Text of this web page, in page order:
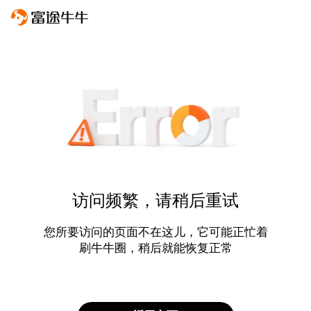
访问频繁，请稍后重试
您所要访问的页面不在这儿，它可能正忙着
刷牛牛圈，稍后就能恢复正常